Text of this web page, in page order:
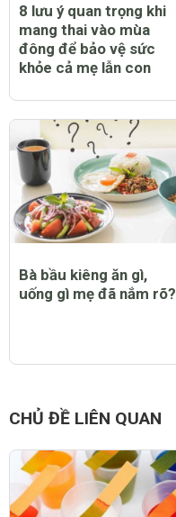
8 lưu ý quan trọng khi
mang thai vào mùa
đông để bảo vệ sức
khỏe cả mẹ lẫn con
Bà bầu kiêng ăn gì,
uống gì mẹ đã nắm rõ?
CHỦ ĐỀ LIÊN QUAN